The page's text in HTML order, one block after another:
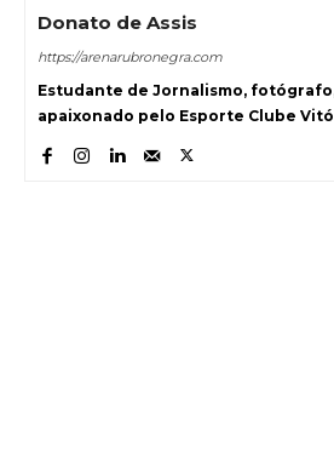
Donato de Assis
https://arenarubronegra.com
Estudante de Jornalismo,
apaixonado pelo Esporte Clube